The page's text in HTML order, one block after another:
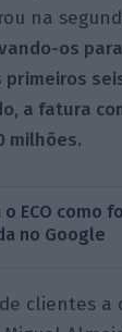
na
os
primeiros
a fatura
milhões.
o ECO como
no Google
clientes a